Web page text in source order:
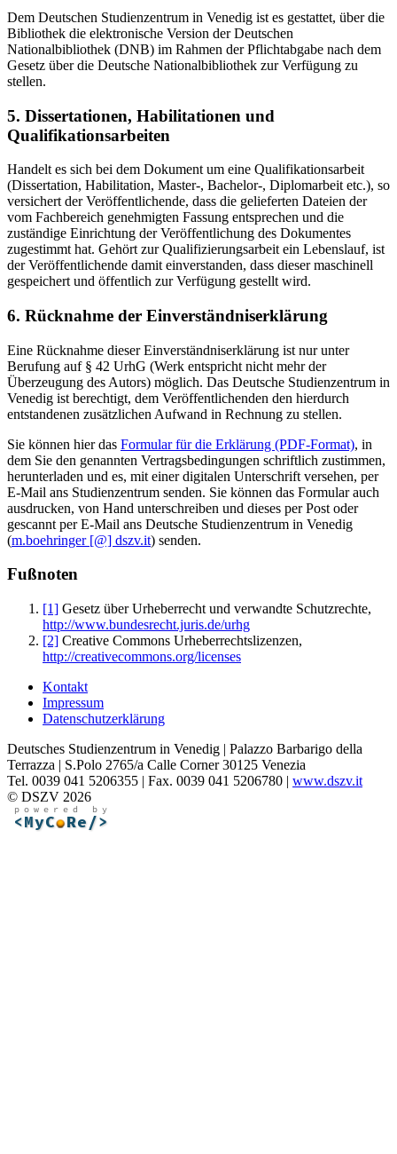
Dem Deutschen Studienzentrum in Venedig ist es gestattet, über die
Bibliothek die elektronische Version der Deutschen
Nationalbibliothek (DNB) im Rahmen der Pflichtabgabe nach dem
Gesetz über die Deutsche Nationalbibliothek zur Verfügung zu
stellen.
5. Dissertationen, Habilitationen und
Qualifikationsarbeiten
Handelt es sich bei dem Dokument um eine Qualifikationsarbeit
(Dissertation, Habilitation, Master-, Bachelor-, Diplomarbeit etc.), so
versichert der Veröffentlichende, dass die gelieferten Dateien der
vom Fachbereich genehmigten Fassung entsprechen und die
zuständige Einrichtung der Veröffentlichung des Dokumentes
zugestimmt hat. Gehört zur Qualifizierungsarbeit ein Lebenslauf, ist
der Veröffentlichende damit einverstanden, dass dieser maschinell
gespeichert und öffentlich zur Verfügung gestellt wird.
6. Rücknahme der Einverständniserklärung
Eine Rücknahme dieser Einverständniserklärung ist nur unter
Berufung auf § 42 UrhG (Werk entspricht nicht mehr der
Überzeugung des Autors) möglich. Das Deutsche Studienzentrum in
Venedig ist berechtigt, dem Veröffentlichenden den hierdurch
entstandenen zusätzlichen Aufwand in Rechnung zu stellen.
Sie können hier das Formular für die Erklärung (PDF-Format), in
dem Sie den genannten Vertragsbedingungen schriftlich zustimmen,
herunterladen und es, mit einer digitalen Unterschrift versehen, per
E-Mail ans Studienzentrum senden. Sie können das Formular auch
ausdrucken, von Hand unterschreiben und dieses per Post oder
gescannt per E-Mail ans Deutsche Studienzentrum in Venedig
(m.boehringer [@] dszv.it) senden.
Fußnoten
[1] Gesetz über Urheberrecht und verwandte Schutzrechte,
http://www.bundesrecht.juris.de/urhg
[2] Creative Commons Urheberrechtslizenzen,
http://creativecommons.org/licenses
Kontakt
Impressum
Datenschutzerklärung
Deutsches Studienzentrum in Venedig | Palazzo Barbarigo della
Terrazza | S.Polo 2765/a Calle Corner 30125 Venezia
Tel. 0039 041 5206355 | Fax. 0039 041 5206780 | www.dszv.it
© DSZV 2026